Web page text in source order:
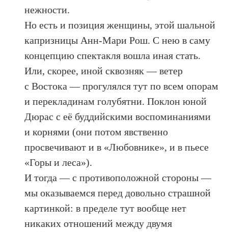
нежности.
Но есть и позиция женщины, этой шальной
капризницы Анн-Мари Рош. С нею в саму
концепцию спектакля вошла иная стать.
Или, скорее, иной сквозняк — ветер
с Востока — прогулялся тут по всем опорам
и перекладинам голубятни. Поклон юной
Дюрас с её буддийскими воспоминаниями
и корнями (они потом явственно
просвечивают и в «Любовнике», и в пьесе
«Горы и леса»).
И тогда — с противоположной стороны —
мы оказываемся перед довольно страшной
картинкой: в пределе тут вообще нет
никаких отношений между двумя